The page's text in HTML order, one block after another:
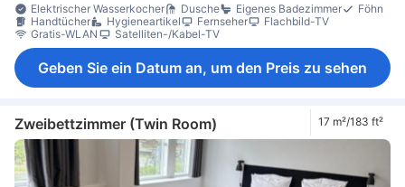
Elektrischer Wasserkocher
Dusche Eigenes Badezimmer
Föhn
Handtücher
Hygieneartikel Fernseher
Flachbild-TV
Gratis-WLAN
Satelliten-/Kabel-TV
Geben Sie ein Datum an, um den Preis zu sehen
Zweibettzimmer (Twin Room) 17 m²/183 ft²